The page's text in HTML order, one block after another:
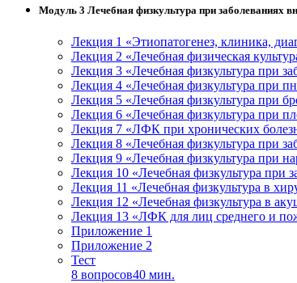
Модуль 3 Лечебная физкультура при заболеваниях
Лекция 1 «Этиопатогенез, клиника,
Лекция 2 «Лечебная физическая
Лекция 3 «Лечебная физкультура при
Лекция 4 «Лечебная физкультура при
Лекция 5 «Лечебная физкультура при
Лекция 6 «Лечебная физкультура при
Лекция 7 «ЛФК при хронических
Лекция 8 «Лечебная физкультура при
Лекция 9 «Лечебная физкультура при
Лекция 10 «Лечебная физкультура при
Лекция 11 «Лечебная физкультура в
Лекция 12 «Лечебная физкультура в
Лекция 13 «ЛФК для лиц среднего и
Приложение 1
Приложение 2
Тест
8 вопросов40 мин.